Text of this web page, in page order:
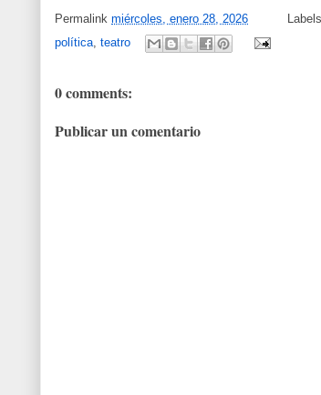
Permalink miércoles, enero 28, 2026
política teatro
0 comments:
Publicar un comentario